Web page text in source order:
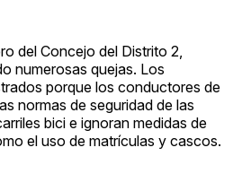
del Concejo del Distrito 2,
numerosas quejas. Los
porque los conductores de
normas de seguridad de las
bici e ignoran medidas de
el uso de matrículas y cascos.